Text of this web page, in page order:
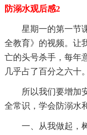
防溺水观后感2
星期一的第一节
全教育》的视频。让
亡的头号杀手，每年
几乎占了百分之六十。
所以我们要增加
全常识，学会防溺水
一、从我做起，